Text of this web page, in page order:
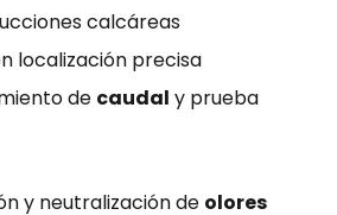
calcáreas
localización precisa
de caudal y prueba
y neutralización de olores